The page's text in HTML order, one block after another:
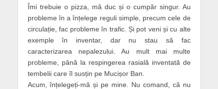
Îmi trebuie o pizza, mă duc și o cumpăr singur. Au
probleme în a înțelege reguli simple, precum cele de
circulație, fac probleme în trafic. Și pot veni și cu alte
exemple în inventar, dar nu stau să fac
caracterizarea nepalezului. Au mult mai multe
probleme, până la respingerea rasială inventată de
tembelii care îl susțin pe Mucișor Ban.
Acum, înțelegeți-mă și pe mine. Nu comand, că nu